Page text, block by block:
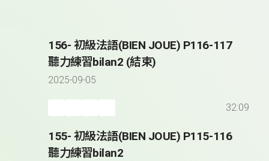
156- 初級法語(BIEN JOUE) P116-117
聽力練習bilan2 (結束)
2025-09-05
32:09
155- 初級法語(BIEN JOUE) P115-116
聽力練習bilan2